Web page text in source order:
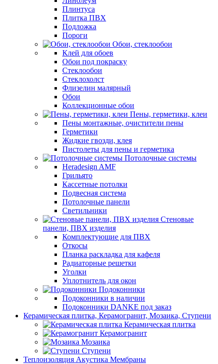
Плинтуса
Плитка ПВХ
Подложка
Пороги
Обои, стеклообои
Клей для обоев
Обои под покраску
Стеклообои
Стеклохолст
Флизелин малярный
Обои
Коллекционные обои
Пены, герметики, клеи
Пены монтажные, очистители пены
Герметики
Жидкие гвозди, клея
Пистолеты для пены и герметика
Потолочные системы
Heradesign AMF
Грильято
Кассетные потолки
Подвесная система
Потолочные панели
Светильники
Стеновые
панели, ПВХ изделия
Комплектующие для ПВХ
Откосы
Планка раскладка для кафеля
Радиаторные решетки
Уголки
Уплотнитель для окон
Подоконники
Подоконники в наличии
Подоконники DANKE под заказ
Керамическая плитка, Керамогранит, Мозаика, Ступени
Керамическая плитка
Керамогранит
Мозаика
Ступени
Теплоизоляция Акустика Мембраны